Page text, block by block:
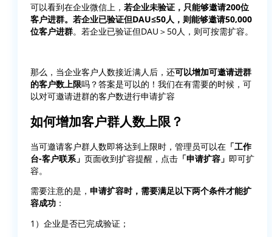
可以看到在企业微信上， 若企业未验证，只能够邀请200位
客户进群。若企业已验证但DAU≤50人，则能够邀请50,000
位客户进群。若企业已验证但DAU＞50人，则可按需扩容。
那么，当企业客户人数接近满人后，还可以增加可邀请进群
的客户数上限吗？答案是可以的！我们在有需要的时候，可
以对可邀请进群的客户数进行申请扩容
如何增加客户群人数上限？
当可邀请客户群人数即将达到上限时，管理员可以在 「工作
台-客户联系」 页面收到扩容提醒，点击 「申请扩容」 即可扩
容。
需要注意的是， 申请扩容时，需要满足以下两个条件才能扩
容成功 ：
1）企业是否已完成验证；